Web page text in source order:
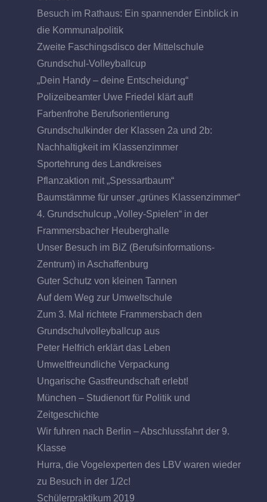
Besuch im Rathaus: Ein spannender Einblick in
die Kommunalpolitik
Zweite Faschingsdisco der Mittelschule
Grundschul-Volleyballcup
„Dein Handy – deine Entscheidung“
Polizeibeamter Uwe Friedel klärt auf!
Farbenfrohe Berufsorientierung
Grundschulkinder der Klassen 2a und 2b:
Nachhaltigkeit im Klassenzimmer
Sportehrung des Landkreises
Pflanzaktion mit „Spessartbaum“
Baumstämme für unser „grünes Klassenzimmer“
4. Grundschulcup „Volley-Spielen“ in der
Frammersbacher Heuberghalle
Unser Besuch im BiZ (Berufsinformations-
Zentrum) in Aschaffenburg
Guter Schutz von kleinen Tannen
Auf dem Weg zur Umweltschule
Zum 3. Mal richtete Frammersbach den
Grundschulvolleyballcup aus
Peter Helfrich erklärt das Leben
Umweltfreundliche Verpackung
Ungarische Gastfreundschaft erlebt!
München – Studienort für Politik und
Zeitgeschichte
Wir fuhren nach Berlin – Abschlussfahrt der 9.
Klasse
Hurra, die Vogelexperten des LBV waren wieder
zu Besuch in der 1/2c!
Schülerpraktikum 2019